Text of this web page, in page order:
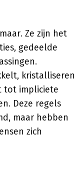
Ze zijn het
gedeelde
kristalliseren
tot impliciete
Deze regels
maar hebben
zich